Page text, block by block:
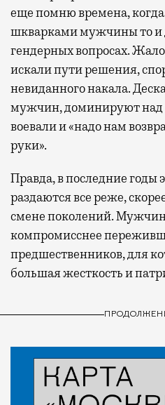
еще помню времена,
шкварками мужчины то и
гендерных вопросах.
искали пути решения,
невиданного накала.
мужчин, доминируют над
воевали и «надо нам
руки».
Правда, в последние годы
раздаются все реже,
смене поколений.
компромисснее
предшественников, для
большая жесткость и